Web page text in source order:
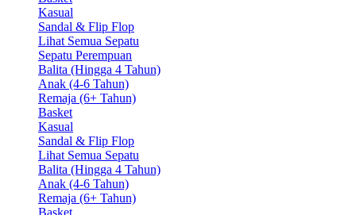
Kasual
Sandal & Flip Flop
Lihat Semua Sepatu
Sepatu Perempuan
Balita (Hingga 4 Tahun)
Anak (4-6 Tahun)
Remaja (6+ Tahun)
Basket
Kasual
Sandal & Flip Flop
Lihat Semua Sepatu
Balita (Hingga 4 Tahun)
Anak (4-6 Tahun)
Remaja (6+ Tahun)
Basket